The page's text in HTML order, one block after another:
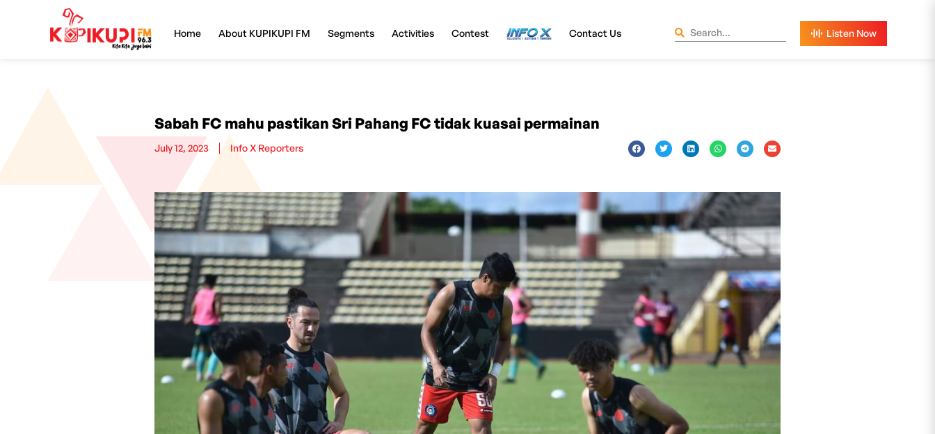
Home About KUPIKUPI FM Segments Activities Contest InfoX Contact Us
Sabah FC mahu pastikan Sri Pahang FC tidak kuasai permainan
July 12, 2023 Info X Reporters